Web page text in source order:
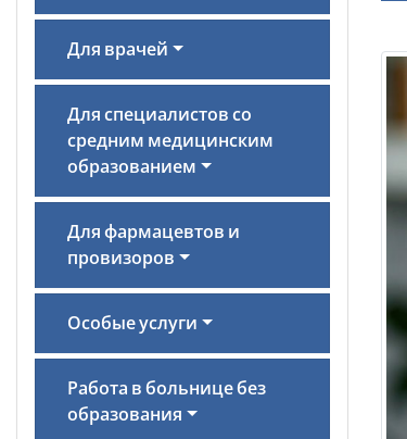
Для врачей
Для специалистов со
средним медицинским
образованием
Для фармацевтов и
провизоров
Особые услуги
Работа в больнице без
образования